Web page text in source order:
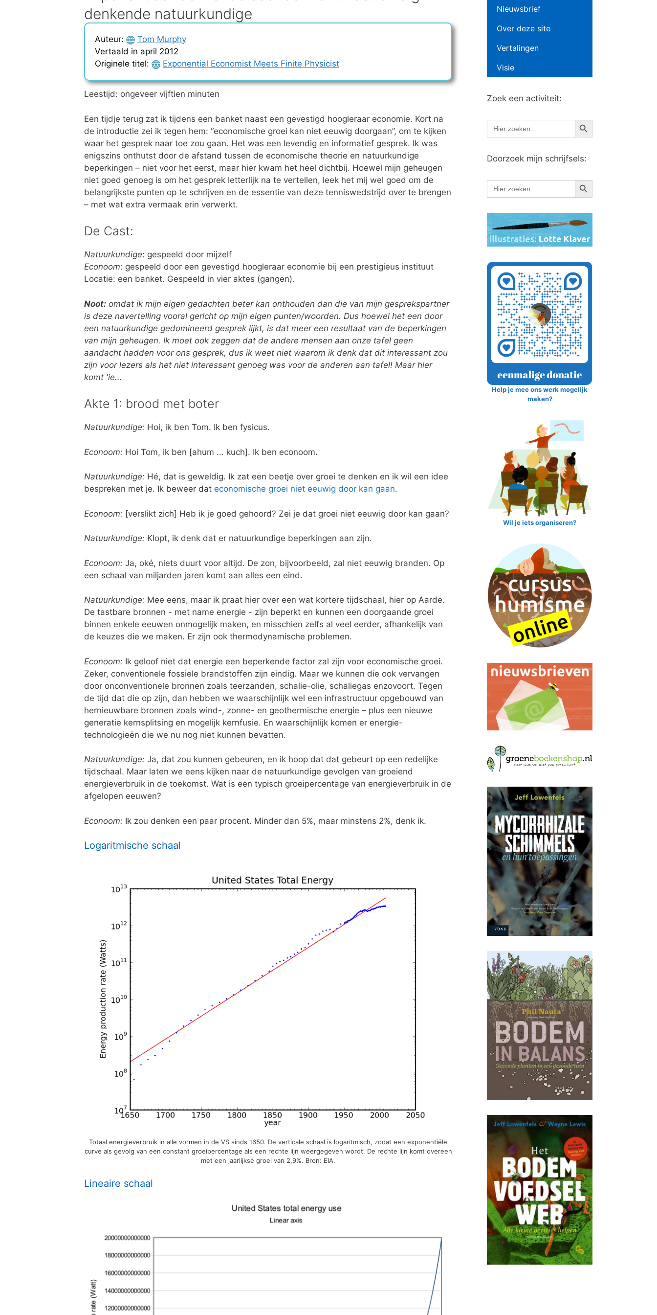
denkende natuurkundige
Auteur:
Tom Murphy
Vertaald in april 2012
Originele titel:
Exponential Economist Meets Finite Physicist
Leestijd: ongeveer vijftien minuten
Een tijdje terug zat ik tijdens een banket naast een gevestigd hoogleraar economie. Kort na
de introductie zei ik tegen hem: “economische groei kan niet eeuwig doorgaan”, om te kijken
waar het gesprek naar toe zou gaan. Het was een levendig en informatief gesprek. Ik was
enigszins onthutst door de afstand tussen de economische theorie en natuurkundige
beperkingen – niet voor het eerst, maar hier kwam het heel dichtbij. Hoewel mijn geheugen
niet goed genoeg is om het gesprek letterlijk na te vertellen, leek het mij wel goed om de
belangrijkste punten op te schrijven en de essentie van deze tenniswedstrijd over te brengen
– met wat extra vermaak erin verwerkt.
De Cast:
Natuurkundige: gespeeld door mijzelf
Econoom: gespeeld door een gevestigd hoogleraar economie bij een prestigieus instituut
Locatie: een banket. Gespeeld in vier aktes (gangen).
Noot: omdat ik mijn eigen gedachten beter kan onthouden dan die van mijn gesprekspartner
is deze navertelling vooral gericht op mijn eigen punten/woorden. Dus hoewel het een door
een natuurkundige gedomineerd gesprek lijkt, is dat meer een resultaat van de beperkingen
van mijn geheugen. Ik moet ook zeggen dat de andere mensen aan onze tafel geen
aandacht hadden voor ons gesprek, dus ik weet niet waarom ik denk dat dit interessant zou
zijn voor lezers als het niet interessant genoeg was voor de anderen aan tafel! Maar hier
komt 'ie...
Akte 1: brood met boter
Natuurkundige: Hoi, ik ben Tom. Ik ben fysicus.
Econoom: Hoi Tom, ik ben [ahum ... kuch]. Ik ben econoom.
Natuurkundige: Hé, dat is geweldig. Ik zat een beetje over groei te denken en ik wil een idee
bespreken met je. Ik beweer dat economische groei niet eeuwig door kan gaan.
Econoom: [verslikt zich] Heb ik je goed gehoord? Zei je dat groei niet eeuwig door kan gaan?
Natuurkundige: Klopt, ik denk dat er natuurkundige beperkingen aan zijn.
Econoom: Ja, oké, niets duurt voor altijd. De zon, bijvoorbeeld, zal niet eeuwig branden. Op
een schaal van miljarden jaren komt aan alles een eind.
Natuurkundige: Mee eens, maar ik praat hier over een wat kortere tijdschaal, hier op Aarde.
De tastbare bronnen - met name energie - zijn beperkt en kunnen een doorgaande groei
binnen enkele eeuwen onmogelijk maken, en misschien zelfs al veel eerder, afhankelijk van
de keuzes die we maken. Er zijn ook thermodynamische problemen.
Econoom: Ik geloof niet dat energie een beperkende factor zal zijn voor economische groei.
Zeker, conventionele fossiele brandstoffen zijn eindig. Maar we kunnen die ook vervangen
door onconventionele bronnen zoals teerzanden, schalie-olie, schaliegas enzovoort. Tegen
de tijd dat die op zijn, dan hebben we waarschijnlijk wel een infrastructuur opgebouwd van
hernieuwbare bronnen zoals wind-, zonne- en geothermische energie – plus een nieuwe
generatie kernsplitsing en mogelijk kernfusie. En waarschijnlijk komen er energie-
technologieën die we nu nog niet kunnen bevatten.
Natuurkundige: Ja, dat zou kunnen gebeuren, en ik hoop dat dat gebeurt op een redelijke
tijdschaal. Maar laten we eens kijken naar de natuurkundige gevolgen van groeiend
energieverbruik in de toekomst. Wat is een typisch groeipercentage van energieverbruik in de
afgelopen eeuwen?
Econoom: Ik zou denken een paar procent. Minder dan 5%, maar minstens 2%, denk ik.
Logaritmische schaal
Totaal energieverbruik in alle vormen in de VS sinds 1650. De verticale schaal is logaritmisch, zodat een exponentiële
curve als gevolg van een constant groeipercentage als een rechte lijn weergegeven wordt. De rechte lijn komt overeen
met een jaarlijkse groei van 2,9%. Bron: EIA.
Lineaire schaal
Nieuwsbrief
Over deze site
Vertalingen
Visie
Zoek een activiteit:
Zoek
naar:
Zoekknop
Doorzoek mijn schrijfsels:
Zoek
naar:
Zoekknop
Help je mee ons werk mogelijk
maken?
Wil je iets organiseren?